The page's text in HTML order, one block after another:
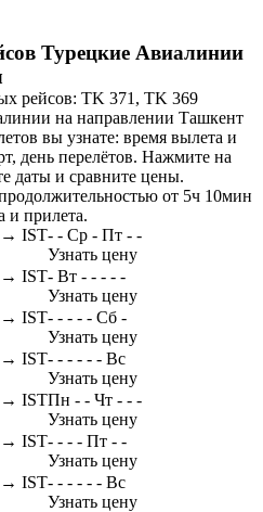
Турецкие Авиалинии
рейсов: TK 371, TK 369
на направлении Ташкент
вы узнате: время вылета и
день перелётов. Нажмите на
даты и сравните цены.
от 5ч 10мин
и прилета.
→ IST- - Ср - Пт - -
Узнать цену
→ IST- Вт - - - - -
Узнать цену
→ IST- - - - - Сб -
Узнать цену
→ IST- - - - - - Вс
Узнать цену
→ ISTПн - - Чт - - -
Узнать цену
→ IST- - - - Пт - -
Узнать цену
→ IST- - - - - - Вс
Узнать цену